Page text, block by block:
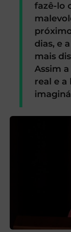
fazê-lo
dias, e
mais
Assim
real e